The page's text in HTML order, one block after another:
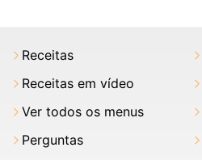
Receitas
Receitas em vídeo
Ver todos os menus
Perguntas